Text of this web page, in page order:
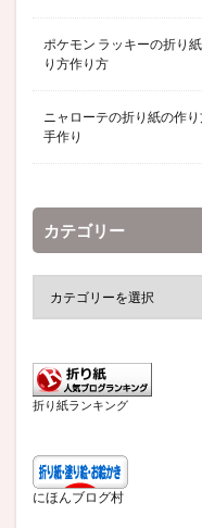
ポケモン ラッキーの折り
り方作り方
ニャローテの折り紙の作
手作り
カテゴリー
折り紙ランキング
にほんブログ村